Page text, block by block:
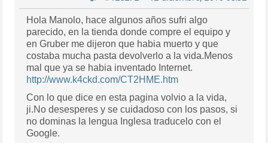
Hola Manolo, hace algunos años sufri algo
parecido, en la tienda donde compre el equipo y
en Gruber me dijeron que habia muerto y que
costaba mucha pasta devolverlo a la vida.Menos
mal que ya se habia inventado Internet.
http://www.k4ckd.com/CT2HME.htm
Con lo que dice en esta pagina volvio a la vida,
ji.No desesperes y se cuidadoso con los pasos, si
no dominas la lengua Inglesa traducelo con el
Google.